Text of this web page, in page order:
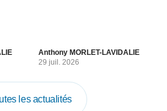
Anthony MORLET-LAVIDALIE
29 juil. 2026
les actualités